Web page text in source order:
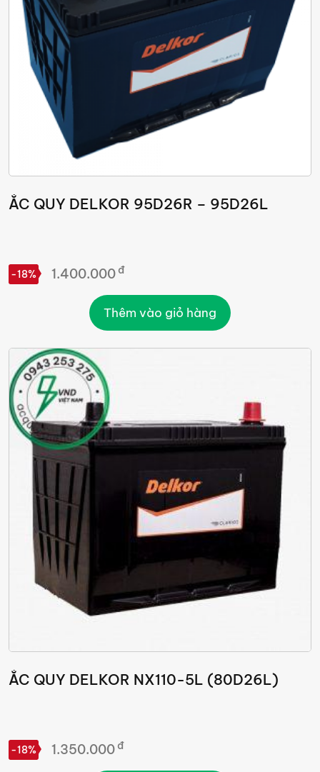
ẮC QUY DELKOR 95D26R – 95D26L
-18% 1.400.000 đ
Thêm vào giỏ hàng
ẮC QUY DELKOR NX110-5L (80D26L)
-18% 1.350.000 đ